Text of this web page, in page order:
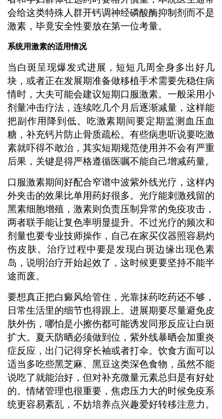
会给这类特殊人群开钙调神经磷酸酶抑制剂而不是
激素，毕竟安全性要放在第一位考量。
系统用激素的适用情况
当白斑呈现爆发式进展，短短几周全身多出好几
块，或者正在发展期准备做移植手术需要先稳住病
情时，大夫可能会建议短期口服激素。一般采用小
剂量冲击疗法，连续吃几个月后逐渐减量，这样能
把副作用降到低。吃激素期间要定期监测血压血
糖，补充钙片防止骨质疏松。有些病患听说要吃激
素就吓得不敢治，其实短期规范使用并不会有严重
后果，关键是得严格遵循医嘱不能自己增减药量。
口服激素期间好配合窄谱中波紫外线光疗，这样内
外夹击的效果比单用药好很多。光疗能刺激残留的
黑素细胞增殖，激素则负责压制异常的免疫攻击，
两者联手能让复色率明显提升。不过光疗的频次和
剂量也要专业技师操作，自己在家买仪器照容易灼
伤皮肤。治疗过程中要是发现白斑边缘出现色素
岛，说明治疗开始起效了，这时候更要坚持不能半
途而废。
要想真正把白癜风给管住，光靠抹药吃药还不够，
日常生活里的细节也得跟上。进展期要尽量避免皮
肤外伤，哪怕是小擦伤都可能诱发同形反应让白斑
扩大。夏天防晒必须做到位，紫外线暴晒会加重炎
症反应，出门记得穿长袖或者打伞。饮食方面可以
适当多吃些黑芝麻、黑豆这类深色食物，虽然不能
说吃了就能治好，但对补充微量元素总归是有好处
的。情绪管理也很重要，焦虑压力大的时候免疫系
统更容易紊乱，不妨培养点兴趣爱好转移注意力。